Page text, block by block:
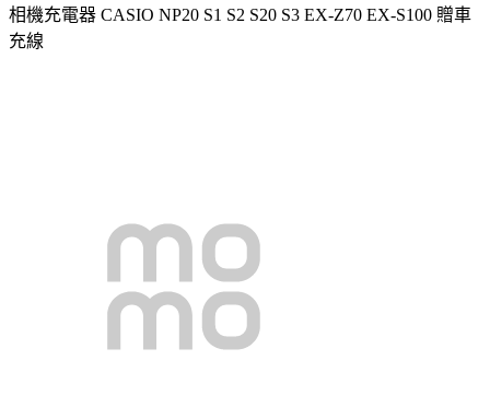
相機充電器 CASIO NP20 S1 S2 S20 S3 EX-Z70 EX-S100 贈車
充線